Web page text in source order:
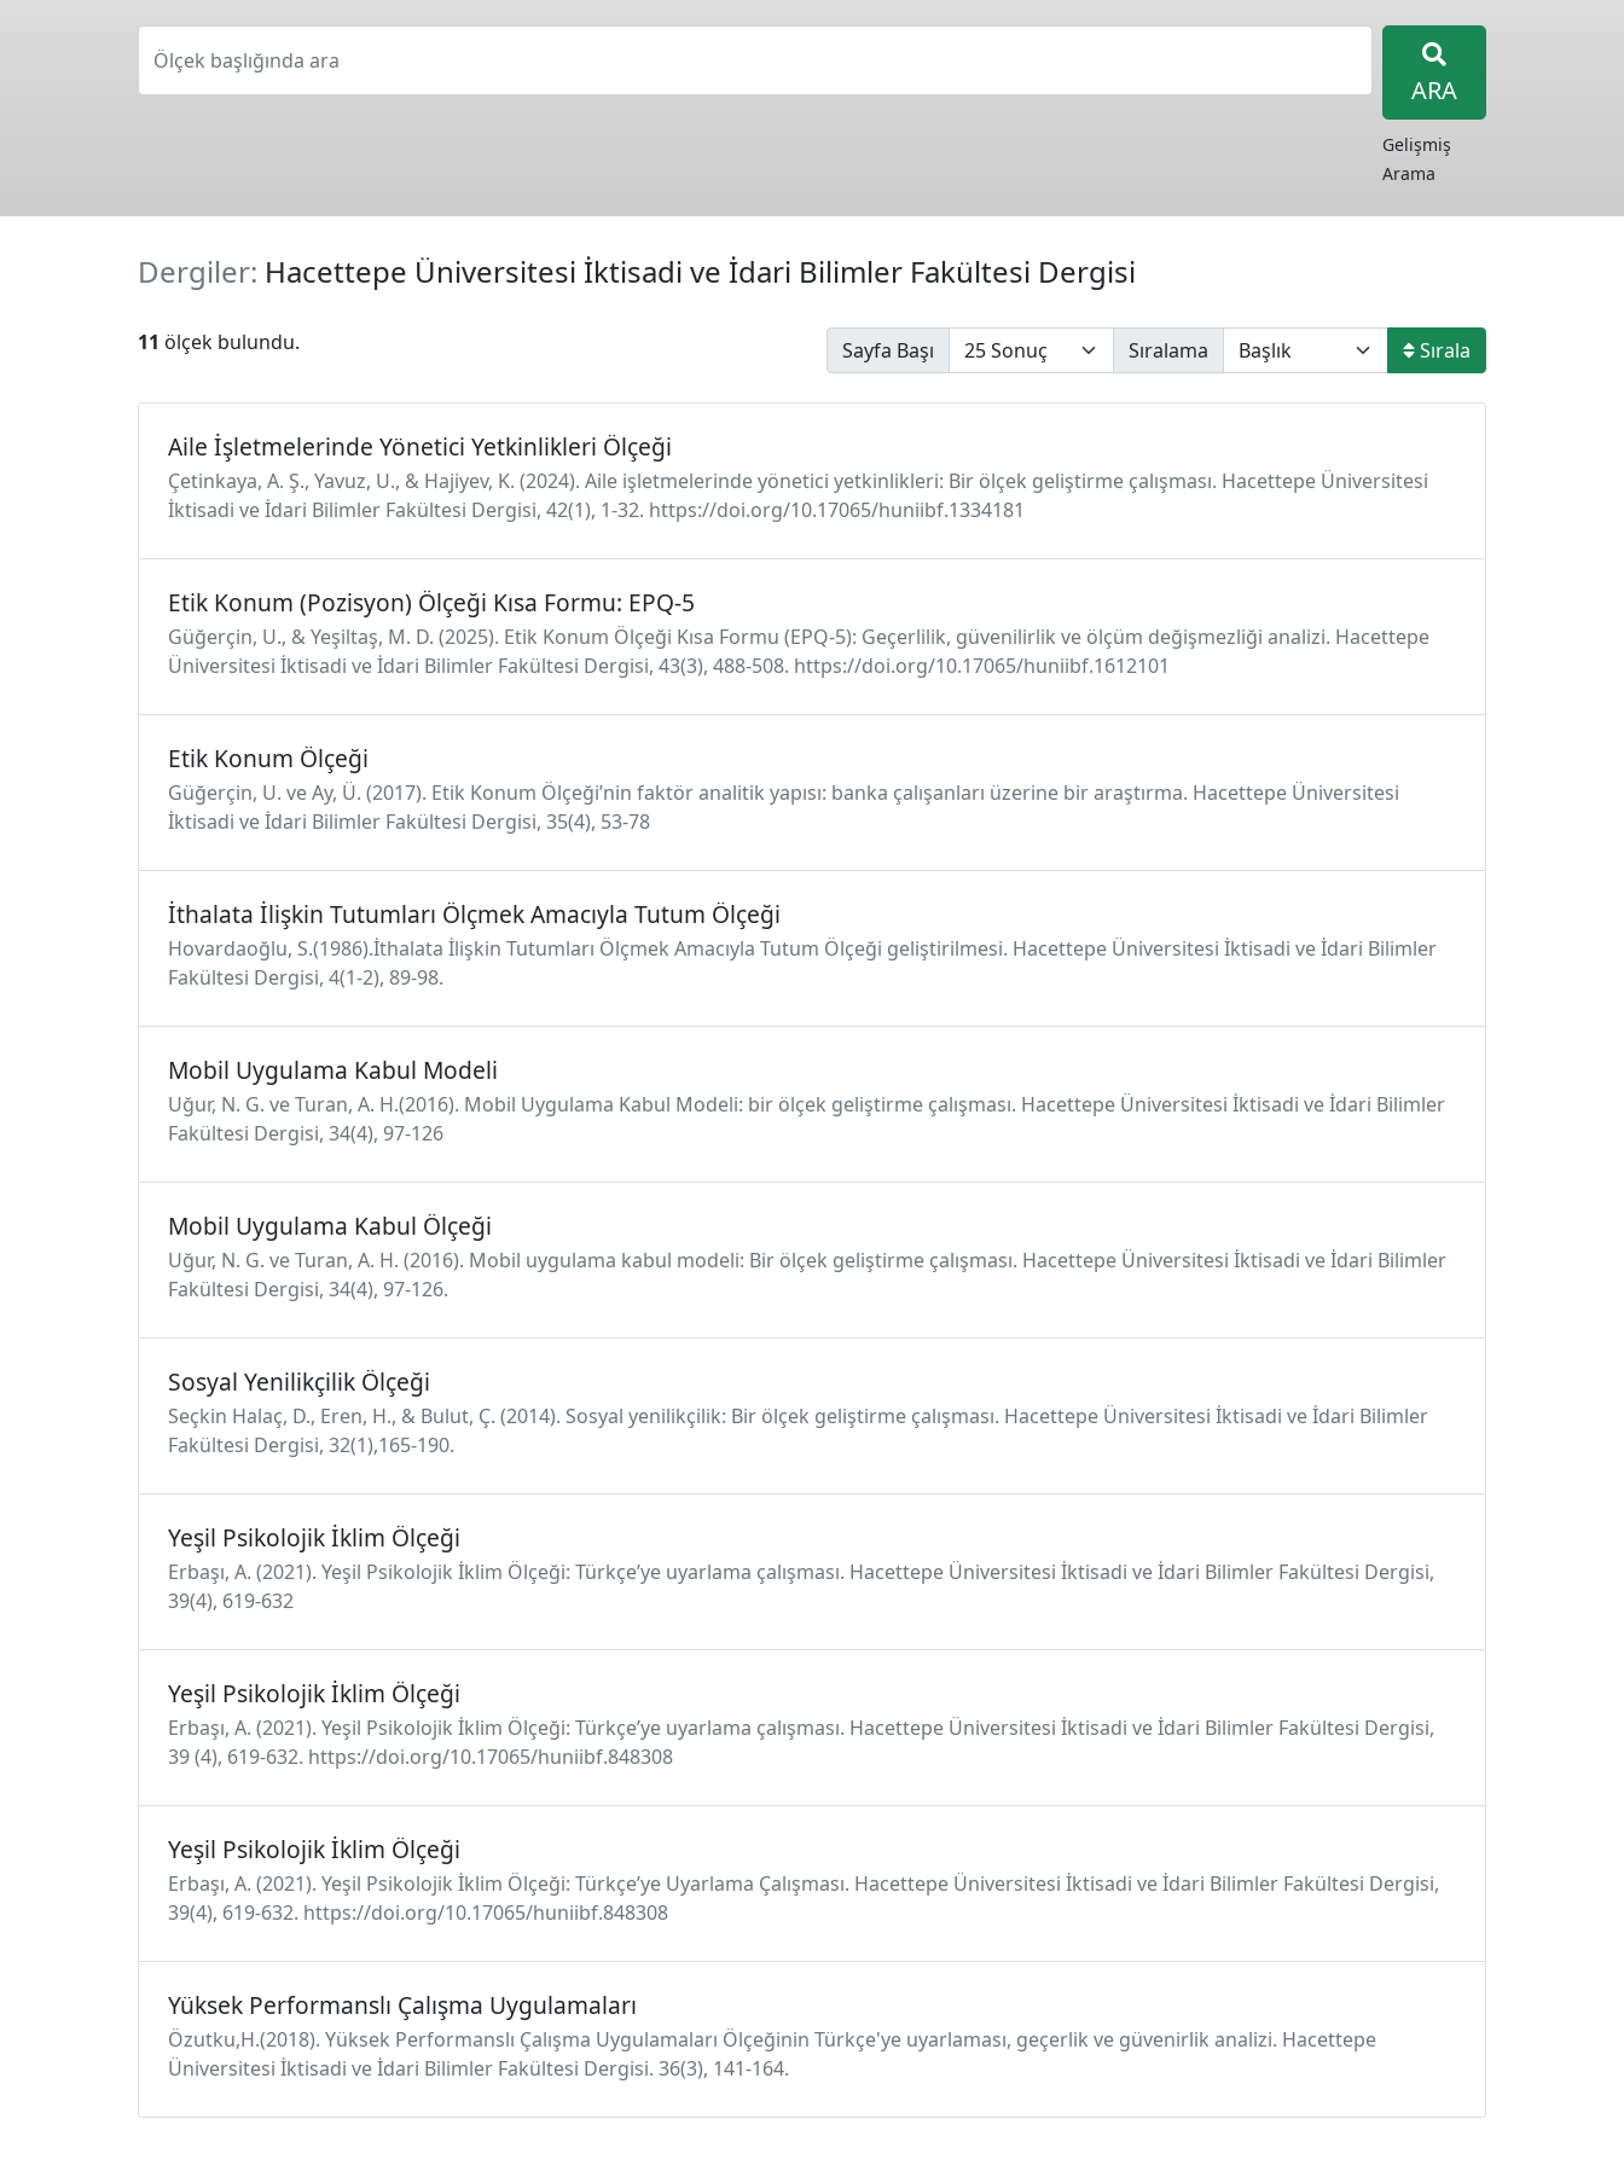
Ölçek başlığında ara
ARA
Gelişmiş
Arama
Dergiler: Hacettepe Üniversitesi İktisadi ve İdari Bilimler Fakültesi Dergisi
11 ölçek bulundu. Sayfa Başı Sıralama Sırala
Aile İşletmelerinde Yönetici Yetkinlikleri Ölçeği
Çetinkaya, A. Ş., Yavuz, U., & Hajiyev, K. (2024). Aile işletmelerinde yönetici yetkinlikleri: Bir ölçek geliştirme çalışması. Hacettepe Üniversitesi
İktisadi ve İdari Bilimler Fakültesi Dergisi, 42(1), 1-32. https://doi.org/10.17065/huniibf.1334181
Etik Konum (Pozisyon) Ölçeği Kısa Formu: EPQ-5
Güğerçin, U., & Yeşiltaş, M. D. (2025). Etik Konum Ölçeği Kısa Formu (EPQ-5): Geçerlilik, güvenilirlik ve ölçüm değişmezliği analizi. Hacettepe
Üniversitesi İktisadi ve İdari Bilimler Fakültesi Dergisi, 43(3), 488-508. https://doi.org/10.17065/huniibf.1612101
Etik Konum Ölçeği
Güğerçin, U. ve Ay, Ü. (2017). Etik Konum Ölçeği’nin faktör analitik yapısı: banka çalışanları üzerine bir araştırma. Hacettepe Üniversitesi
İktisadi ve İdari Bilimler Fakültesi Dergisi, 35(4), 53-78
İthalata İlişkin Tutumları Ölçmek Amacıyla Tutum Ölçeği
Hovardaoğlu, S.(1986).İthalata İlişkin Tutumları Ölçmek Amacıyla Tutum Ölçeği geliştirilmesi. Hacettepe Üniversitesi İktisadi ve İdari Bilimler
Fakültesi Dergisi, 4(1-2), 89-98.
Mobil Uygulama Kabul Modeli
Uğur, N. G. ve Turan, A. H.(2016). Mobil Uygulama Kabul Modeli: bir ölçek geliştirme çalışması. Hacettepe Üniversitesi İktisadi ve İdari Bilimler
Fakültesi Dergisi, 34(4), 97-126
Mobil Uygulama Kabul Ölçeği
Uğur, N. G. ve Turan, A. H. (2016). Mobil uygulama kabul modeli: Bir ölçek geliştirme çalışması. Hacettepe Üniversitesi İktisadi ve İdari Bilimler
Fakültesi Dergisi, 34(4), 97-126.
Sosyal Yenilikçilik Ölçeği
Seçkin Halaç, D., Eren, H., & Bulut, Ç. (2014). Sosyal yenilikçilik: Bir ölçek geliştirme çalışması. Hacettepe Üniversitesi İktisadi ve İdari Bilimler
Fakültesi Dergisi, 32(1),165-190.
Yeşil Psikolojik İklim Ölçeği
Erbaşı, A. (2021). Yeşil Psikolojik İklim Ölçeği: Türkçe’ye uyarlama çalışması. Hacettepe Üniversitesi İktisadi ve İdari Bilimler Fakültesi Dergisi,
39(4), 619-632
Yeşil Psikolojik İklim Ölçeği
Erbaşı, A. (2021). Yeşil Psikolojik İklim Ölçeği: Türkçe’ye uyarlama çalışması. Hacettepe Üniversitesi İktisadi ve İdari Bilimler Fakültesi Dergisi,
39 (4), 619-632. https://doi.org/10.17065/huniibf.848308
Yeşil Psikolojik İklim Ölçeği
Erbaşı, A. (2021). Yeşil Psikolojik İklim Ölçeği: Türkçe’ye Uyarlama Çalışması. Hacettepe Üniversitesi İktisadi ve İdari Bilimler Fakültesi Dergisi,
39(4), 619-632. https://doi.org/10.17065/huniibf.848308
Yüksek Performanslı Çalışma Uygulamaları
Özutku,H.(2018). Yüksek Performanslı Çalışma Uygulamaları Ölçeğinin Türkçe'ye uyarlaması, geçerlik ve güvenirlik analizi. Hacettepe
Üniversitesi İktisadi ve İdari Bilimler Fakültesi Dergisi. 36(3), 141-164.